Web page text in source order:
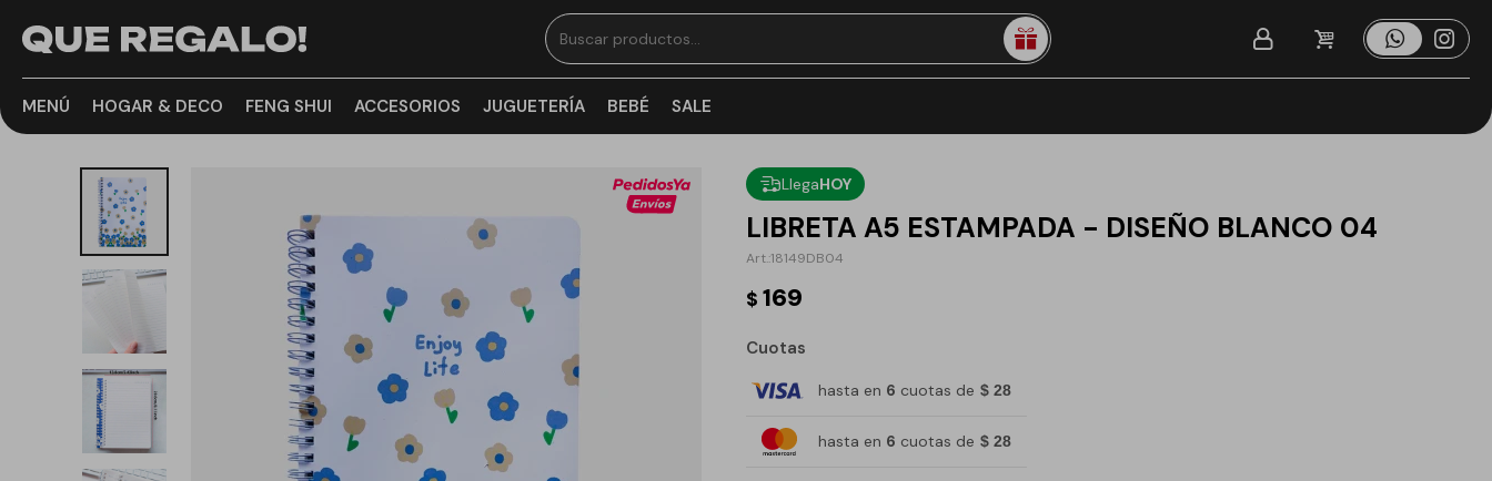
MENÚ HOGAR & DECO FENG SHUI ACCESORIOS JUGUETERÍA BEBÉ SALE
LlegaHOY
LIBRETA A5 ESTAMPADA - DISEÑO BLANCO 04
18149DB04
$ 169
Cuotas
hasta en 6 cuotas de $ 28
hasta en 6 cuotas de $ 28